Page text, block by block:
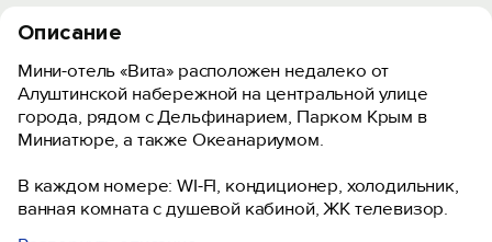
Описание
Мини-отель «Вита» расположен недалеко от
Алуштинской набережной на центральной улице
города, рядом с Дельфинарием, Парком Крым в
Миниатюре, а также Океанариумом.
В каждом номере: WI-FI, кондиционер, холодильник,
ванная комната с душевой кабиной, ЖК телевизор.